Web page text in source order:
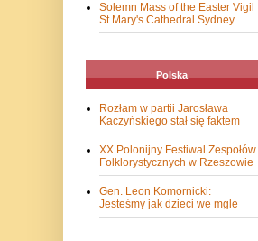
Solemn Mass of the Easter Vigil
St Mary's Cathedral Sydney
Polska
Rozłam w partii Jarosława
Kaczyńskiego stał się faktem
XX Polonijny Festiwal Zespołów
Folklorystycznych w Rzeszowie
Gen. Leon Komornicki:
Jesteśmy jak dzieci we mgle